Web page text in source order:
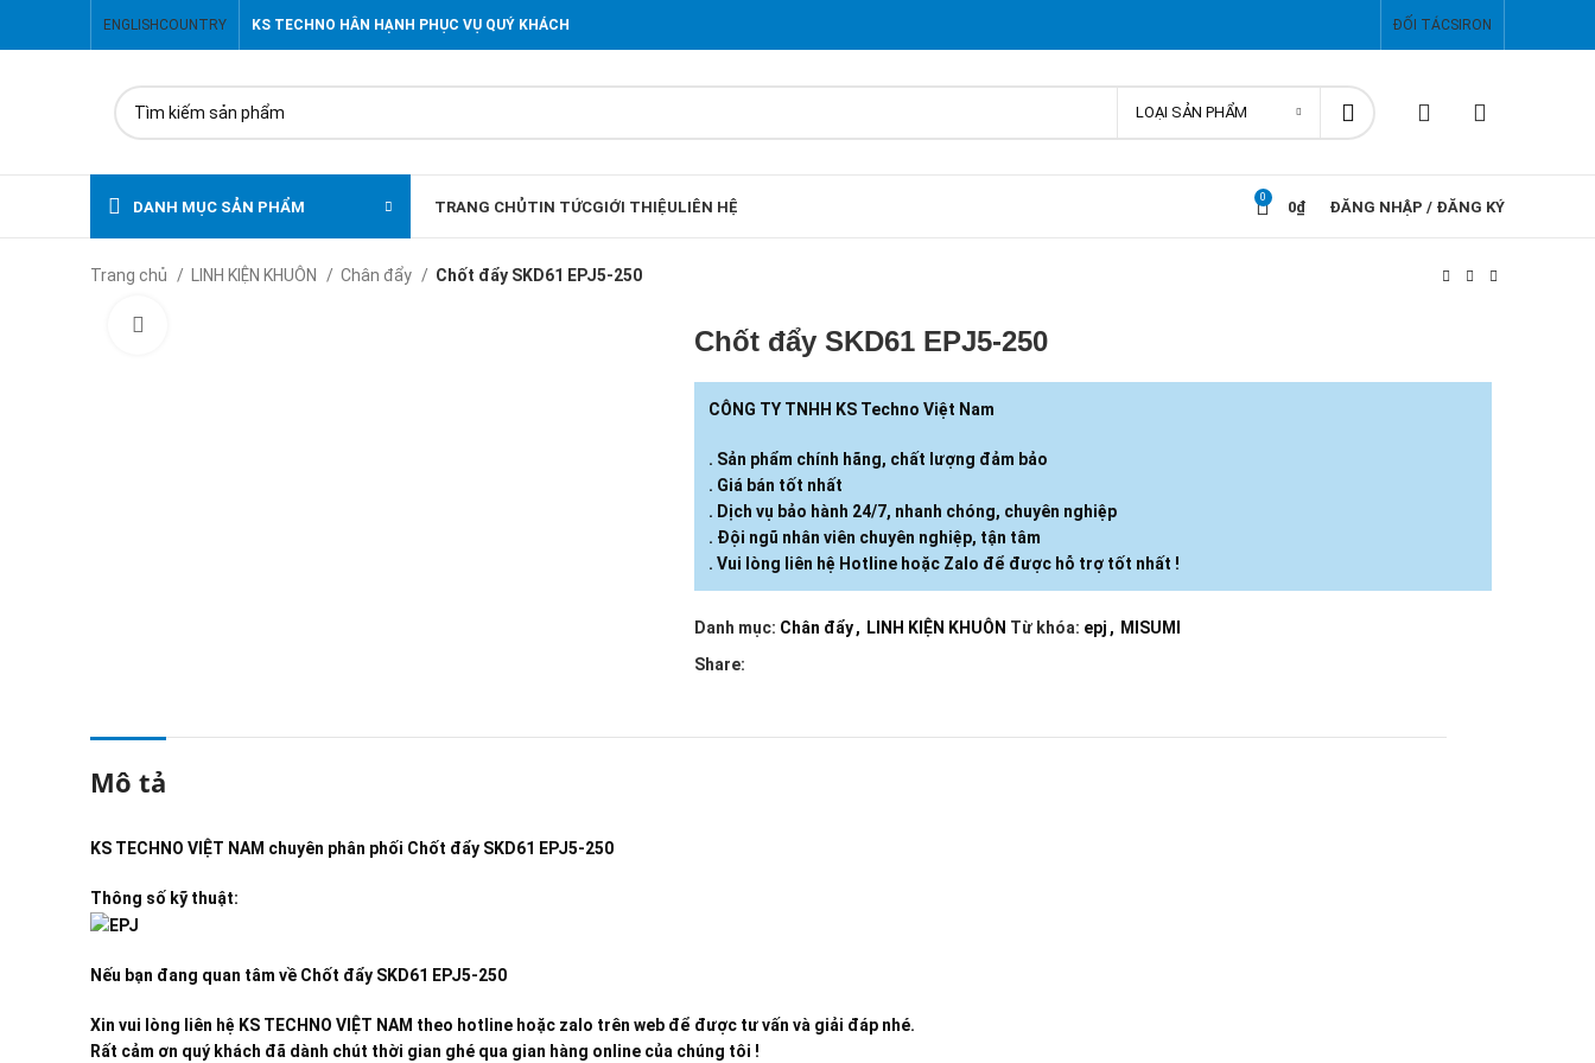
ENGLISH COUNTRY KS TECHNO HÂN HẠNH PHỤC VỤ QUÝ KHÁCH ĐỐI TÁCSIRON
LOẠI SẢN PHẨM
DANH MỤC SẢN PHẨM TRANG CHỦTIN TỨCGIỚI THIỆULIÊN HỆ
0
0₫ ĐĂNG NHẬP / ĐĂNG KÝ
Trang chủ LINH KIỆN KHUÔN Chân đẩy Chốt đẩy SKD61 EPJ5-​250
Chốt đẩy SKD61 EPJ5-​250
CÔNG TY TNHH KS Techno Việt Nam
. Sản phẩm chính hãng, chất lượng đảm bảo
. Giá bán tốt nhất
. Dịch vụ bảo hành 24/7, nhanh chóng, chuyên nghiệp
. Đội ngũ nhân viên chuyên nghiệp, tận tâm
. Vui lòng liên hệ Hotline hoặc Zalo để được hỗ trợ tốt nhất !
Danh mục: Chân đẩy, LINH KIỆN KHUÔN Từ khóa: epj , MISUMI
Share:
Mô tả
KS TECHNO VIỆT NAM chuyên phân phối Chốt đẩy SKD61 EPJ5-250
Thông số kỹ thuật:
Nếu bạn đang quan tâm về Chốt đẩy SKD61 EPJ5-250
Xin vui lòng liên hệ KS TECHNO VIỆT NAM theo hotline hoặc zalo trên web để được tư vấn và giải đáp nhé.
Rất cảm ơn quý khách đã dành chút thời gian ghé qua gian hàng online của chúng tôi !